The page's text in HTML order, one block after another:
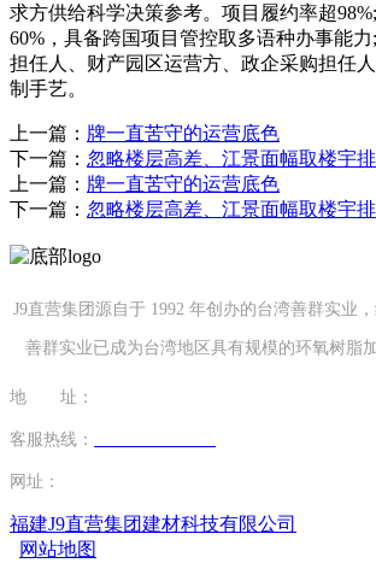
求方供给科学决策参考。项目履约率超
60%，具备跨国项目管控取多语种办事能力
担任人、财产园区运营方、政企采购担任
制手艺。
上一篇： 牌一直苦守的运营底色
下一篇： 忽略楼层高差、江景面幅取楼宇
上一篇： 牌一直苦守的运营底色
下一篇： 忽略楼层高差、江景面幅取楼宇
J9直营集团源自于 1992 年创办的台湾善群实业
善群实业已成为台湾地区具有规模的环氧树脂
地 址：
客服热线：
网址：
福建J9直营集团建材科技有限公司
网站地图